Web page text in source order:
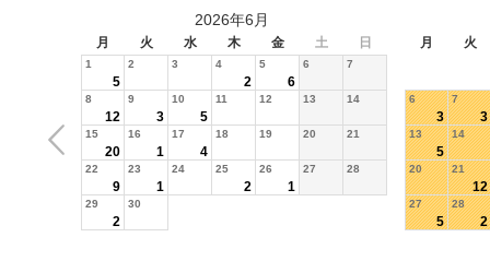
2026年6月
月 火 水 木 金 土 日 月 火
1
5
2 3 4
2
5
6
6 7
8
12
9
3
10
5
11 12 13 14
15
20
16
1
17
4
18 19 20 21
22
9
23
1
24 25
2
26
1
27 28
29
2
30
6
3
7
3
13
5
14
20 21
12
27
5
28
2